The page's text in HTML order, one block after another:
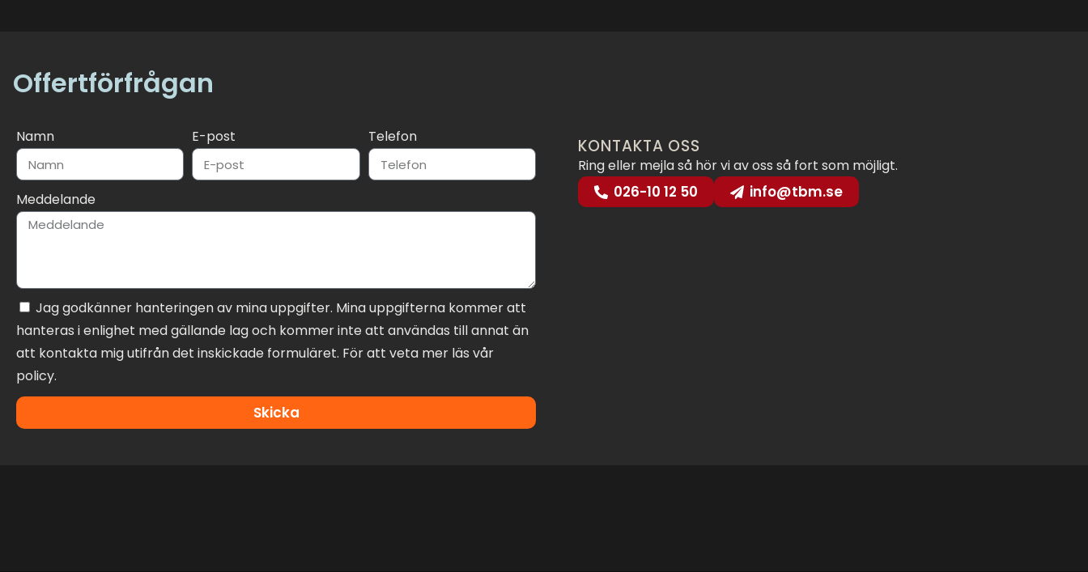
Offertförfrågan
Namn E-post Telefon
Meddelande
Jag godkänner hanteringen av mina uppgifter. Mina uppgifterna kommer att
hanteras i enlighet med gällande lag och kommer inte att användas till annat än
att kontakta mig utifrån det inskickade formuläret. För att veta mer läs vår
policy.
Skicka
KONTAKTA OSS
Ring eller mejla så hör vi av oss så fort som möjligt.
026-10 12 50 info@tbm.se